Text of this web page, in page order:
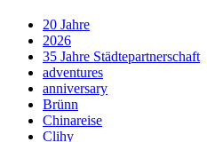
20 Jahre
2026
35 Jahre Städtepartnerschaft
adventures
anniversary
Brünn
Chinareise
Clihy